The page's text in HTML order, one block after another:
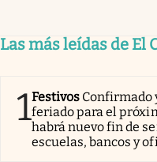
Las más leídas de El
1Festivos Confirmado
feriado para el
habrá nuevo fin de
escuelas, bancos y